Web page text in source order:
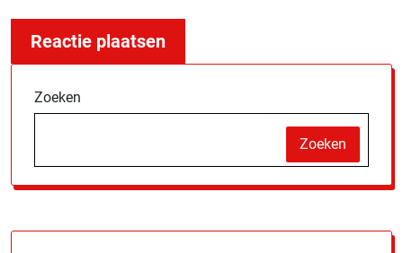
Zoeken
Zoeken